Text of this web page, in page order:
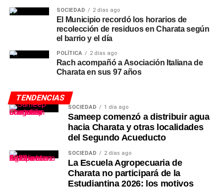
SOCIEDAD 2 días ago
El Municipio recordó los horarios de
recolección de residuos en Charata según
el barrio y el día
POLÍTICA 2 días ago
Rach acompañó a Asociación Italiana de
Charata en sus 97 años
TENDENCIAS
SOCIEDAD 1 día ago
Sameep comenzó a distribuir agua
hacia Charata y otras localidades
del Segundo Acueducto
SOCIEDAD 2 días ago
La Escuela Agropecuaria de
Charata no participará de la
Estudiantina 2026: los motivos